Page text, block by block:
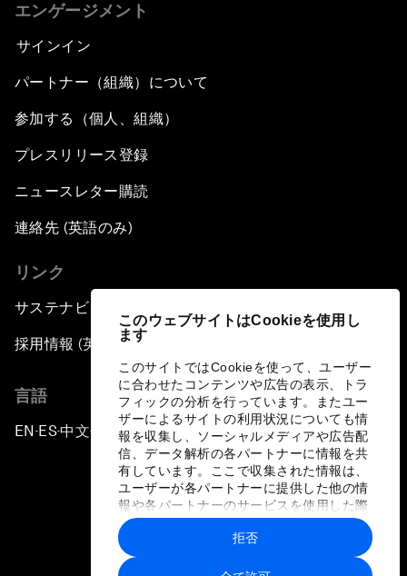
このウェブサイトはCookieを使用し
ます
このサイトではCookieを使って、ユーザー
に合わせたコンテンツや広告の表示、トラ
フィックの分析を行っています。またユー
ザーによるサイトの利用状況についても情
報を収集し、ソーシャルメディアや広告配
信、データ解析の各パートナーに情報を共
有しています。ここで収集された情報は、
ユーザーが各パートナーに提供した他の情
報や各パートナーのサービスを使用した際
に収集された情報と組み合わされ、各パー
トナーによって使用されることがありま
す。
拒否
エンゲージメント
サインイン
パートナー（組織）について
参加する（個人、組織）
プレスリリース登録
ニュースレター購読
連絡先 (英語のみ)
リンク
サステナビリティへの取り組み
採用情報 (英語のみ)
言語
EN ▪ ES▪中文▪ 日本語
プライバシーポリシーと利用規約